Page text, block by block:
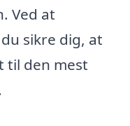
Ved at
sikre dig, at
til den mest